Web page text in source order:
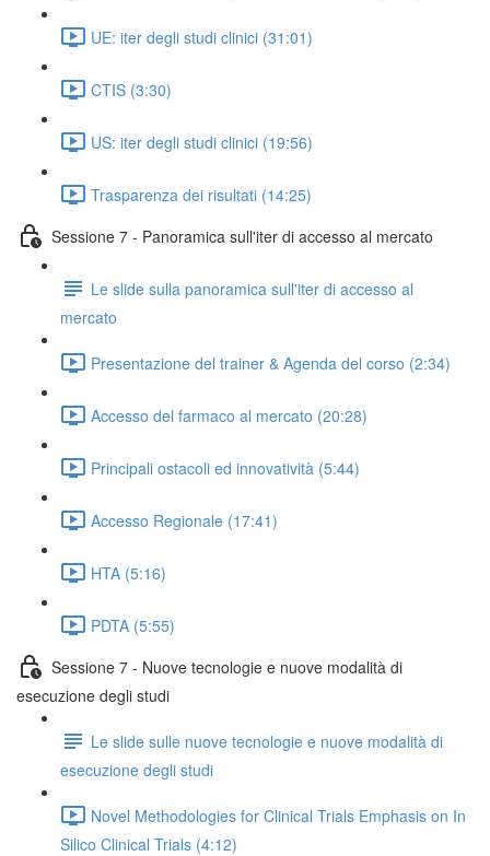
UE: iter degli studi clinici (31:01)
CTIS (3:30)
US: iter degli studi clinici (19:56)
Trasparenza dei risultati (14:25)
Sessione 7 - Panoramica sull'iter di accesso al mercato
Le slide sulla panoramica sull'iter di accesso al
mercato
Presentazione del trainer & Agenda del corso (2:34)
Accesso del farmaco al mercato (20:28)
Principali ostacoli ed innovatività (5:44)
Accesso Regionale (17:41)
HTA (5:16)
PDTA (5:55)
Sessione 7 - Nuove tecnologie e nuove modalità di
esecuzione degli studi
Le slide sulle nuove tecnologie e nuove modalità di
esecuzione degli studi
Novel Methodologies for Clinical Trials Emphasis on In
Silico Clinical Trials (4:12)